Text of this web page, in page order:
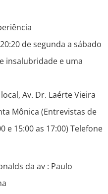
de segunda a sábado
insalubridade e uma
Av. Dr. Laérte Vieira
Mônica (Entrevistas de
e 15:00 as 17:00) Telefone
da av : Paulo